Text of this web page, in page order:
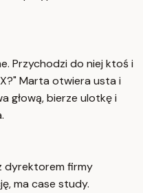
Przychodzi do niej ktoś i
Marta otwiera usta i
głową, bierze ulotkę i
dyrektorem firmy
ma case study.